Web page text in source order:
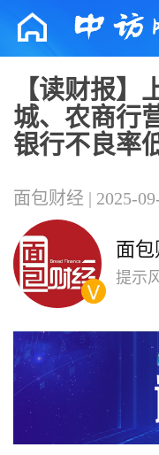
【读财报
城、农商行
银行不良率
面包财经 | 2025-
面
提示